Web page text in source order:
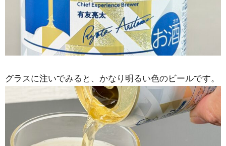
グラスに注いでみると、かなり明るい色のビールです。